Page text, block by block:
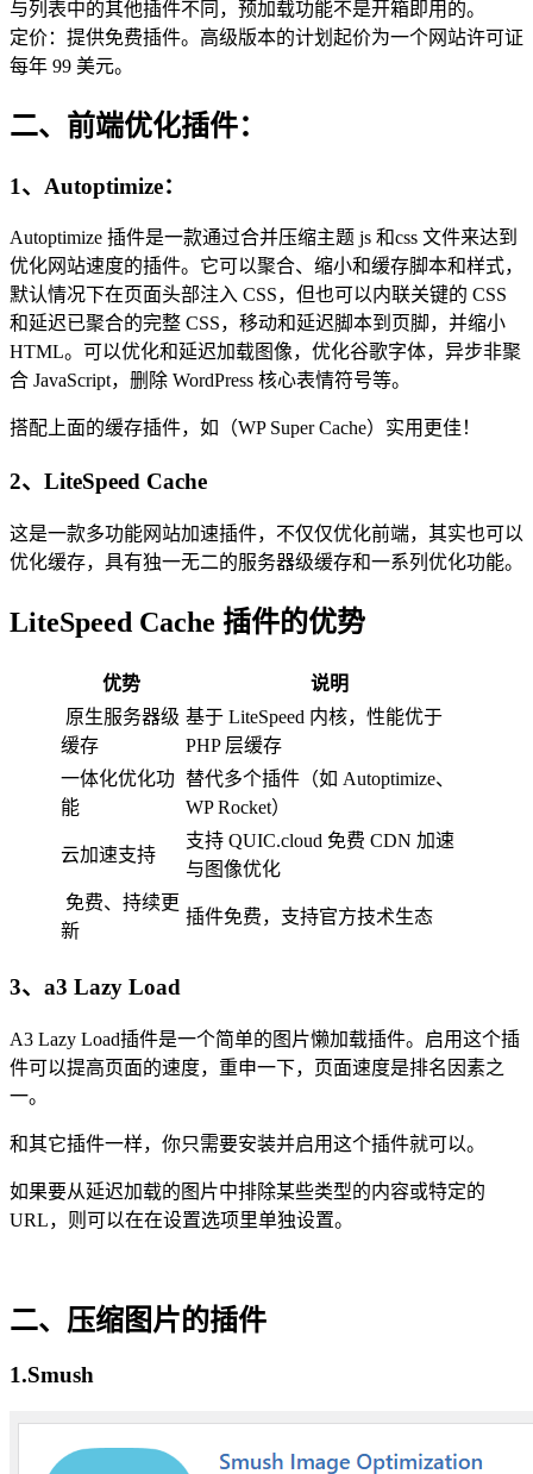
与列表中的其他插件不同，预加载功能不是开箱即用的。
定价：提供免费插件。高级版本的计划起价为一个网站许可证
每年 99 美元。
二、前端优化插件：
1、Autoptimize：
Autoptimize 插件是一款通过合并压缩主题 js 和css 文件来达到
优化网站速度的插件。它可以聚合、缩小和缓存脚本和样式，
默认情况下在页面头部注入 CSS，但也可以内联关键的 CSS
和延迟已聚合的完整 CSS，移动和延迟脚本到页脚，并缩小
HTML。可以优化和延迟加载图像，优化谷歌字体，异步非聚
合 JavaScript，删除 WordPress 核心表情符号等。
搭配上面的缓存插件，如（WP Super Cache）实用更佳！
2、LiteSpeed Cache
这是一款多功能网站加速插件，不仅仅优化前端，其实也可以
优化缓存，具有独一无二的服务器级缓存和一系列优化功能。
LiteSpeed Cache 插件的优势
优势
说明
原生服务器级
缓存
基于 LiteSpeed 内核，性能优于
PHP 层缓存
一体化优化功
能
替代多个插件（如 Autoptimize、
WP Rocket）
云加速支持
支持 QUIC.cloud 免费 CDN 加速
与图像优化
免费、持续更
新
插件免费，支持官方技术生态
3、a3 Lazy Load
A3 Lazy Load插件是一个简单的图片懒加载插件。启用这个插
件可以提高页面的速度，重申一下，页面速度是排名因素之
一。
和其它插件一样，你只需要安装并启用这个插件就可以。
如果要从延迟加载的图片中排除某些类型的内容或特定的
URL，则可以在在设置选项里单独设置。
二、压缩图片的插件
1.Smush